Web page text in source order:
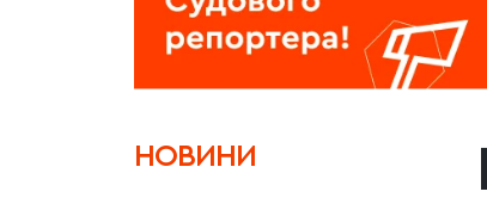
НОВИНИ